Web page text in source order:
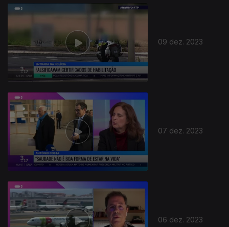
09 dez. 2023
07 dez. 2023
06 dez. 2023
733138